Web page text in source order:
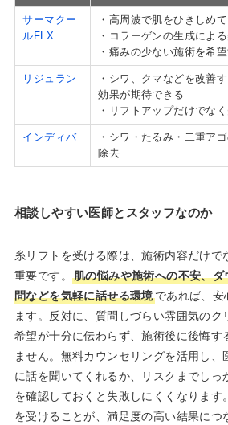
サーマクー
ルFLX
・高周波で肌をひきしめ
・コラーゲンの生成によ
・痛みの少ない施術を希
リジュラン
・シワ、クマなどを改善
効果が期待できる
・リフトアップだけでな
インディバ
・シワ・たるみ・二重ア
除去
相談しやすい医師とスタッフなのか
糸リフトを受ける際は、施術内容だけで
重要です。
肌の悩みや施術への不安、
問などを気軽に話せる環境であれば、安
ます。反対に、質問しづらい雰囲気のク
希望が十分に伝わらず、施術後に後悔す
ません。無料カウンセリングを活用し、
に話を聞いてくれるか、リスクまでしっ
を確認しておくと失敗しにくくなります
を受けることが、満足度の高い結果につ